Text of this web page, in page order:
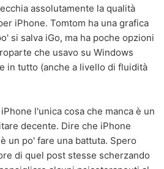
assolutamente la qualità
iPhone. Tomtom ha una grafica
si salva iGo, ma ha poche opzioni
che usavo su Windows
in tutto (anche a livello di fluidità
l'unica cosa che manca è un
decente. Dire che iPhone
un po' fare una battuta. Spero
di quel post stesse scherzando